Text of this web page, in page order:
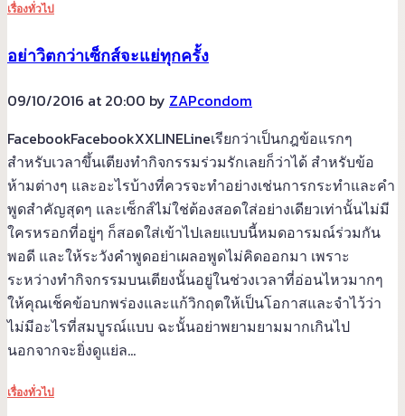
เรื่องทั่วไป
อย่าวิตกว่าเซ็กส์จะแย่ทุกครั้ง
09/10/2016 at 20:00 by ZAPcondom
FacebookFacebookXXLINELineเรียกว่าเป็นกฎข้อแรกๆ
สำหรับเวลาขึ้นเตียงทำกิจกรรมร่วมรักเลยก็ว่าได้ สำหรับข้อ
ห้ามต่างๆ และอะไรบ้างที่ควรจะทำอย่างเช่นการกระทำและคำ
พูดสำคัญสุดๆ และเซ็กส์ไม่ใช่ต้องสอดใส่อย่างเดียวเท่านั้นไม่มี
ใครหรอกที่อยู่ๆ ก็สอดใส่เข้าไปเลยแบบนี้หมดอารมณ์ร่วมกัน
พอดี และให้ระวังคำพูดอย่าเผลอพูดไม่คิดออกมา เพราะ
ระหว่างทำกิจกรรมบนเตียงนั้นอยู่ในช่วงเวลาที่อ่อนไหวมากๆ
ให้คุณเช็คข้อบกพร่องและแก้วิกฤตให้เป็นโอกาสและจำไว้ว่า
ไม่มีอะไรที่สมบูรณ์แบบ ฉะนั้นอย่าพยามยามมากเกินไป
นอกจากจะยิ่งดูแย่ล…
เรื่องทั่วไป